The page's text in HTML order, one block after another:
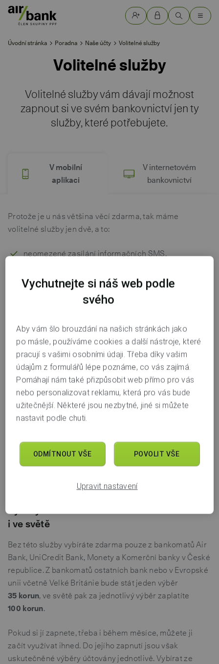
Volitelné služby
Volitelné služby vám dávají možnost
zapnout si ve svém bankovnictví jen ty
služby, které potřebujete.
Volitelné služby
Naše účty
Poradna
Úvodní stránka
V mobilní
aplikaci
V internetovém
bankovnictví
Protože je u nás většina věcí zdarma, tak máme
volitelné služby jen dvě, a to:
neomezené zasílání informačních SMS,
světě.
Díky této službě můžete za25 korunměsíčně dostávat
neomezené množství SMS zpráv o všem, co se na
vašich běžných a spořicích účtech šustne. Poplatek za
službu vám účtujeme za každý měsíc, ve kterém máte
aspoň na jednom ze svých běžných nebo spořicích účtů
jako způsob informování o dění na účtu vybrané SMS
zprávy. Pro využití služby je potřeba si SMS zprávy
nastavit pro každý účet, u kterého chcete službu
kdy službu zapnete.
Menu / Nastavení a banka / Oznámení
i ve světě
Bez této služby vybíráte zdarma pouze z bankomatů Air
Bank, UniCredit Bank, Monety a Komerční banky v České
republice. Z bankomatů ostatních bank nebo v Evropské
unii včetně Velké Británie bude stát jeden výběr
35 korun, ve světě pak za jednotlivý výběr zaplatíte
100 korun.
Pokud si jí zapnete, třeba i během měsíce, můžete ji
začít využívat ihned. Do jejího zapnutí jsou však
uskutečněné výběry účtovány jednotlivě. Vybírat ze
Vychutnejte si náš web podle
svého
Aby vám šlo brouzdání na našich stránkách jako
po másle, používáme cookies a další nástroje, které
pracují s vašimi osobními údaji. Třeba díky vašim
údajům z formulářů lépe poznáme, co vás zajímá.
Pomáhají nám také přizpůsobit web přímo pro vás
nebo personalizovat reklamu, která pro vás bude
užitečnější. Některé jsou nezbytné, jiné si můžete
nastavit podle chuti.
ODMÍTNOUT VŠE POVOLIT VŠE
Upravit nastavení